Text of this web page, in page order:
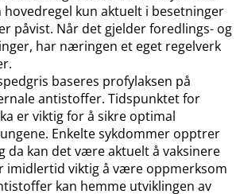
kun aktuelt i besetninger
påvist. Når det gjelder foredlings- og
har næringen et eget regelverk
baseres profylaksen på
antistoffer. Tidspunktet for
er viktig for å sikre optimal
Enkelte sykdommer opptrer
da kan det være aktuelt å vaksinere
imidlertid viktig å være oppmerksom
kan hemme utviklingen av